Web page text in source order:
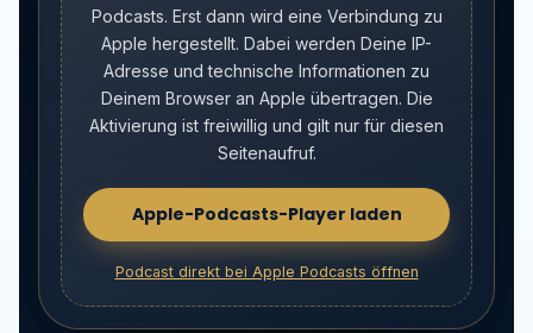
Podcasts. Erst dann wird eine Verbindung zu
Apple hergestellt. Dabei werden Deine IP-
Adresse und technische Informationen zu
Deinem Browser an Apple übertragen. Die
Aktivierung ist freiwillig und gilt nur für diesen
Seitenaufruf.
Apple-Podcasts-Player laden
Podcast direkt bei Apple Podcasts öffnen